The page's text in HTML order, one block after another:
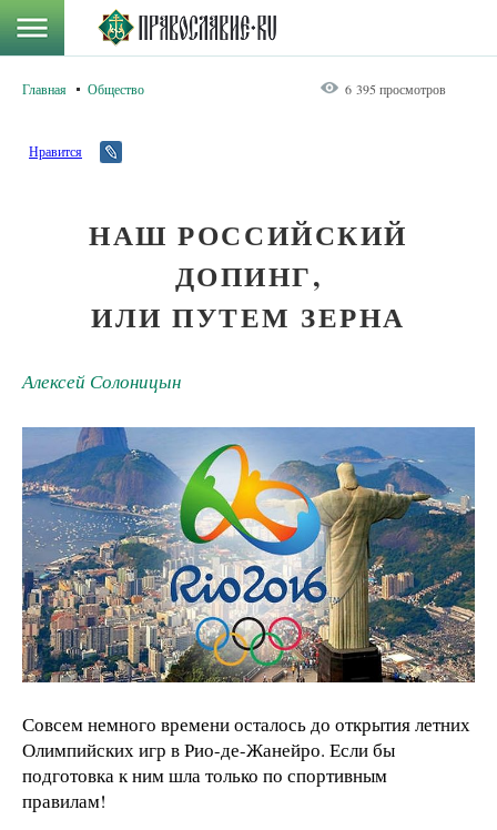
Главная Общество 6 395 просмотров
Нравится
НАШ РОССИЙСКИЙ
ДОПИНГ,
ИЛИ ПУТЕМ ЗЕРНА
Алексей Солоницын
Совсем немного времени осталось до открытия летних
Олимпийских игр в Рио-де-Жанейро. Если бы
подготовка к ним шла только по спортивным
правилам!